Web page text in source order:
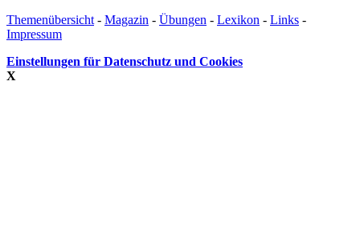
Themenübersicht - Magazin - Übungen - Lexikon - Links -
Impressum
Einstellungen für Datenschutz und Cookies
X